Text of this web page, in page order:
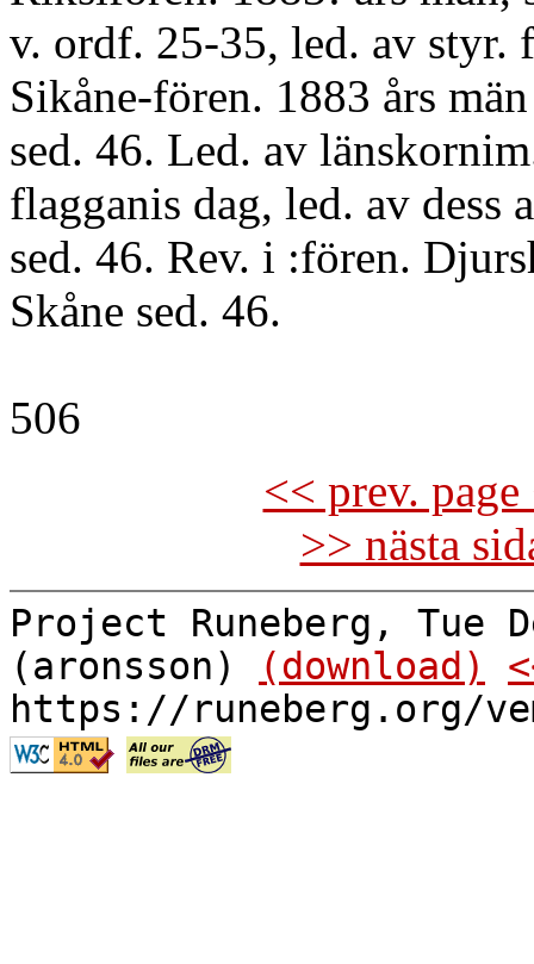
v. ordf. 25-35, led. av styr.
Sikåne-fören. 1883 års
sed. 46. Led. av
flagganis dag, led. av dess
sed. 46. Rev. i :fören.
Skåne sed. 46.
506
<< prev.
>> nästa
Project Runeberg, Tue
(aronsson)
(download)
https://runeberg.org/